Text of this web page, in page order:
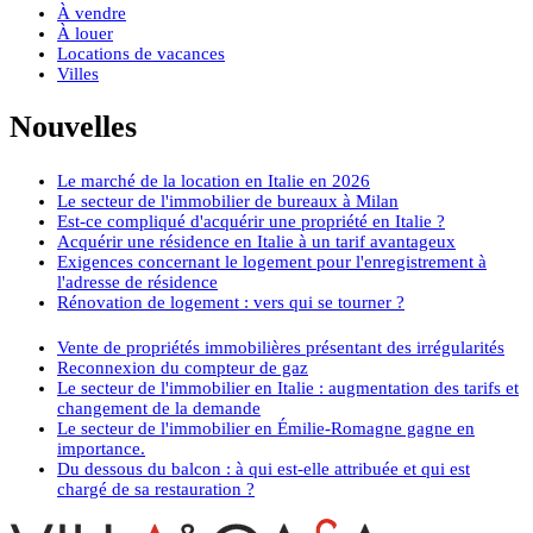
À vendre
À louer
Locations de vacances
Villes
Nouvelles
Le marché de la location en Italie en 2026
Le secteur de l'immobilier de bureaux à Milan
Est-ce compliqué d'acquérir une propriété en Italie ?
Acquérir une résidence en Italie à un tarif avantageux
Exigences concernant le logement pour l'enregistrement à
l'adresse de résidence
Rénovation de logement : vers qui se tourner ?
Vente de propriétés immobilières présentant des irrégularités
Reconnexion du compteur de gaz
Le secteur de l'immobilier en Italie : augmentation des tarifs et
changement de la demande
Le secteur de l'immobilier en Émilie-Romagne gagne en
importance.
Du dessous du balcon : à qui est-elle attribuée et qui est
chargé de sa restauration ?